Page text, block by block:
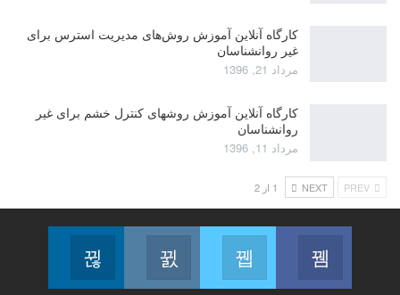
کارگاه آنلاین آموزش روش‌های مدیریت استرس برای
غیر روانشناسان
مرداد 21, 1396
کارگاه آنلاین آموزش روشهای کنترل خشم برای غیر
روانشناسان
مرداد 11, 1396
NEXT 1 از 2
Facebook
Join us on Facebook
Twitter
Join us on Twitter
Instagram
Join us on Instagram